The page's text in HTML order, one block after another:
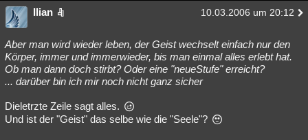
Ilian 10.03.2006 um 20:12
Aber man wird wieder leben, der Geist wechselt einfach nur den
Körper, immer und immerwieder, bis man einmal alles erlebt hat.
Ob man dann doch stirbt? Oder eine "neueStufe" erreicht?
... darüber bin ich mir noch nicht ganz sicher
Dieletrzte Zeile sagt alles.
Und ist der "Geist" das selbe wie die "Seele"?